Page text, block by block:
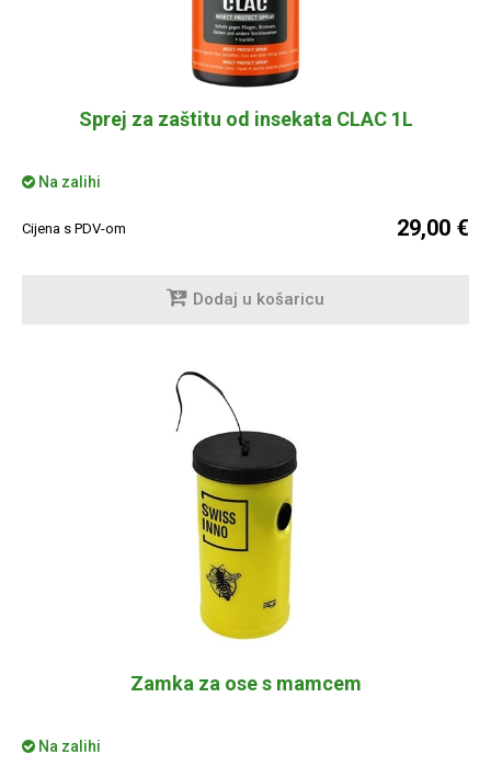
Sprej za zaštitu od insekata CLAC 1L
Na zalihi
Cijena s PDV-om 29,00 €
Dodaj u košaricu
Zamka za ose s mamcem
Na zalihi